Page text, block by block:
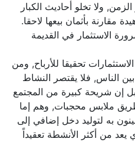
ولا تخلو أحاديث الكبار
بأثمان بيعها لاحقا.
الاستثمار في القديمة
تحقيقا للأرباح, ومن
الناس, فلا يقتصر النشاط
شريحة كبيرة من المجتمع
ملابس محجبات, وهم إما
به لتوليد دخل إضافي إلى
من أكثر الأنشطة تعقيداً